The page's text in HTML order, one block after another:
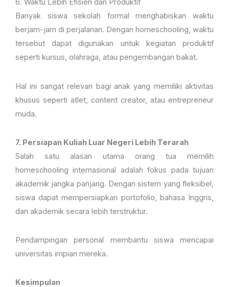
6. Waktu Lebih Efisien dan Produktif
Banyak siswa sekolah formal menghabiskan waktu
berjam-jam di perjalanan. Dengan homeschooling, waktu
tersebut dapat digunakan untuk kegiatan produktif
seperti kursus, olahraga, atau pengembangan bakat.
Hal ini sangat relevan bagi anak yang memiliki aktivitas
khusus seperti atlet, content creator, atau entrepreneur
muda.
7. Persiapan Kuliah Luar Negeri Lebih Terarah
Salah satu alasan utama orang tua memilih
homeschooling internasional adalah fokus pada tujuan
akademik jangka panjang. Dengan sistem yang fleksibel,
siswa dapat mempersiapkan portofolio, bahasa Inggris,
dan akademik secara lebih terstruktur.
Pendampingan personal membantu siswa mencapai
universitas impian mereka.
Kesimpulan